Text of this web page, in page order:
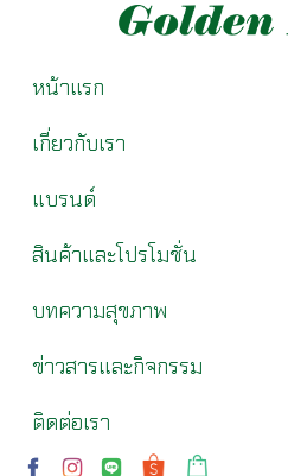
หน้าแรก
เกี่ยวกับเรา
แบรนด์
สินค้าและโปรโมชั่น
บทความสุขภาพ
ข่าวสารและกิจกรรม
ติดต่อเรา